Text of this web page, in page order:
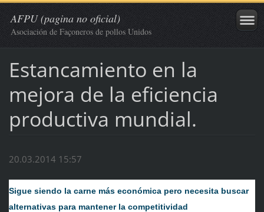
AFPU (pagina no oficial)
Asociación de Façoneros de pollos Unidos
Estancamiento en la
mejora de la eficiencia
productiva mundial.
20.03.2014 15:57
Sigue siendo la carne más económica pero necesita buscar
alternativas para mantener la competitividad